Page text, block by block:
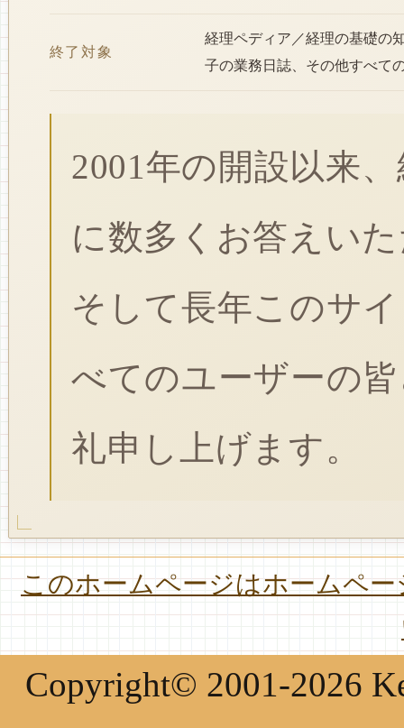
終了対象
経理ペディア／経理の基礎の
子の業務日誌、その他すべて
2001年の開設以来
に数多くお答えい
そして長年このサ
べてのユーザーの
礼申し上げます。
このホームページはホームペ
Copyright© 2001-2026